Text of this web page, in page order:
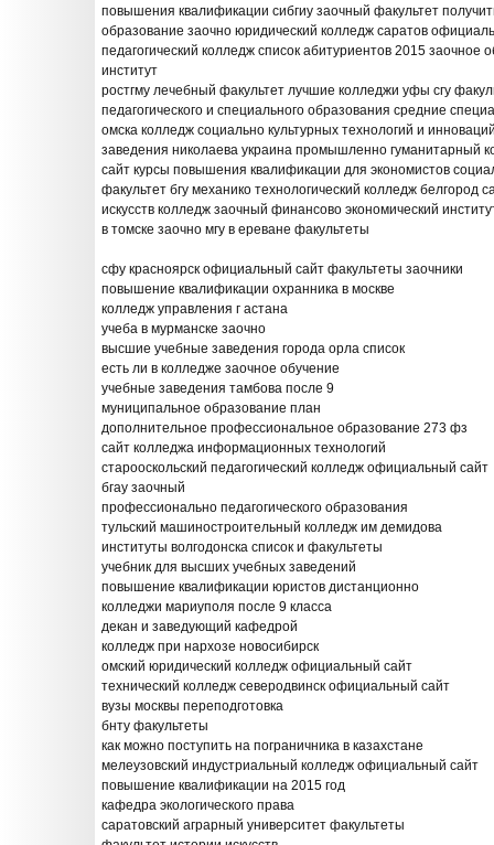
повышения квалификации сибгиу заочный факультет
образование заочно юридический колледж саратов
педагогический колледж список абитуриентов 2015 заочное
институт
ростгму лечебный факультет лучшие колледжи уфы сгу
педагогического и специального образования средние
омска колледж социально культурных технологий и
заведения николаева украина промышленно гуманитарный
сайт курсы повышения квалификации для экономистов
факультет бгу механико технологический колледж белгород
искусств колледж заочный финансово экономический
в томске заочно мгу в ереване факультеты
сфу красноярск официальный сайт факультеты заочники
повышение квалификации охранника в москве
колледж управления г астана
учеба в мурманске заочно
высшие учебные заведения города орла список
есть ли в колледже заочное обучение
учебные заведения тамбова после 9
муниципальное образование план
дополнительное профессиональное образование 273 фз
сайт колледжа информационных технологий
старооскольский педагогический колледж официальный сайт
бгау заочный
профессионально педагогического образования
тульский машиностроительный колледж им демидова
институты волгодонска список и факультеты
учебник для высших учебных заведений
повышение квалификации юристов дистанционно
колледжи мариуполя после 9 класса
декан и заведующий кафедрой
колледж при нархозе новосибирск
омский юридический колледж официальный сайт
технический колледж северодвинск официальный сайт
вузы москвы переподготовка
бнту факультеты
как можно поступить на пограничника в казахстане
мелеузовский индустриальный колледж официальный сайт
повышение квалификации на 2015 год
кафедра экологического права
саратовский аграрный университет факультеты